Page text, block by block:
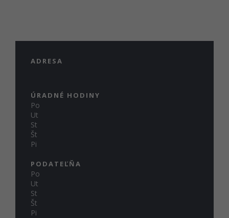
ADRESA
ÚRADNÉ HODINY
Po
Ut
St
Št
Pi
PODATEĽŇA
Po
Ut
St
Št
Pi